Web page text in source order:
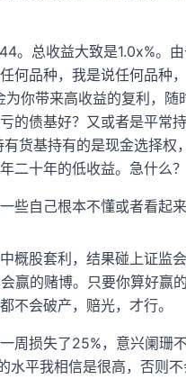
。总收益大致是1.0x%。
何品种，我是说任何品种
你带来高收益的复利，
的债基好？又或者是平常
货基持有的是现金选择
二十年的低收益。急什么？
自己根本不懂或者看起来
概股套利，结果碰上证监
赢的赌博。只要你算好赢
不会破产，赔光，才行。
周损失了25%，意兴阑珊
平我相信是很高，否则不